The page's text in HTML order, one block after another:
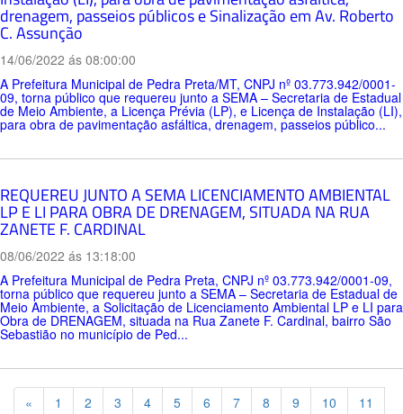
drenagem, passeios públicos e Sinalização em Av. Roberto
C. Assunção
14/06/2022 ás 08:00:00
A Prefeitura Municipal de Pedra Preta/MT, CNPJ nº 03.773.942/0001-
09, torna público que requereu junto a SEMA – Secretaria de Estadual
de Meio Ambiente, a Licença Prévia (LP), e Licença de Instalação (LI),
para obra de pavimentação asfáltica, drenagem, passeios público...
REQUEREU JUNTO A SEMA LICENCIAMENTO AMBIENTAL
LP E LI PARA OBRA DE DRENAGEM, SITUADA NA RUA
ZANETE F. CARDINAL
08/06/2022 ás 13:18:00
A Prefeitura Municipal de Pedra Preta, CNPJ nº 03.773.942/0001-09,
torna público que requereu junto a SEMA – Secretaria de Estadual de
Meio Ambiente, a Solicitação de Licenciamento Ambiental LP e LI para
Obra de DRENAGEM, situada na Rua Zanete F. Cardinal, bairro São
Sebastião no município de Ped...
« Previous
1 2 3 4 5 6 7 8 9 10
11